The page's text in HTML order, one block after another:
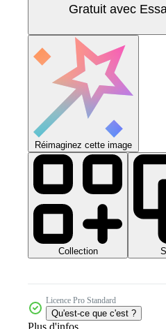
Gratuit avec
Réimaginez cette image
Collection
Licence Pro Standard
Qu'est-ce que c'est ?